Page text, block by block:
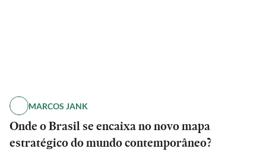
MARCOS JANK
Onde o Brasil se encaixa no novo mapa
estratégico do mundo contemporâneo?